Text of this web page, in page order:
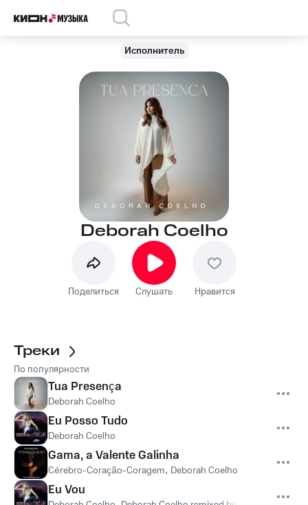
Исполнитель
Deborah Coelho
Поделиться Слушать Нравится
Треки
По популярности
Tua Presença
Deborah Coelho
Eu Posso Tudo
Deborah Coelho
Gama, a Valente Galinha
Cérebro-Coração-Coragem, Deborah Coelho
Eu Vou